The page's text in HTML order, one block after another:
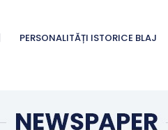
PERSONALITĂȚI ISTORICE BLAJ